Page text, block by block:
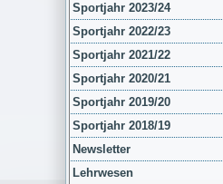
Sportjahr 2023/24
Sportjahr 2022/23
Sportjahr 2021/22
Sportjahr 2020/21
Sportjahr 2019/20
Sportjahr 2018/19
Newsletter
Lehrwesen